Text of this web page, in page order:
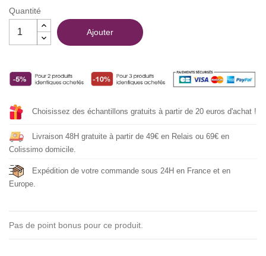
Quantité
Ajouter
Choisissez des échantillons gratuits à partir de 20 euros d'achat !
Livraison 48H gratuite à partir de 49€ en Relais ou 69€ en
Colissimo domicile.
Expédition de votre commande sous 24H en France et en
Europe.
Pas de point bonus pour ce produit.